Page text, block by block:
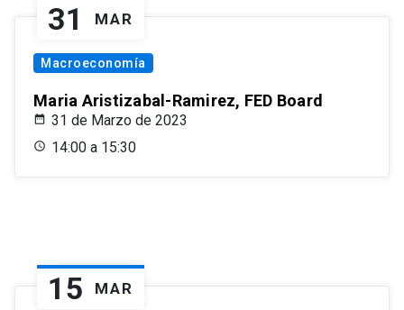
31 MAR
Macroeconomía
Maria Aristizabal-Ramirez, FED Board
31 de Marzo de 2023
14:00 a 15:30
15 MAR